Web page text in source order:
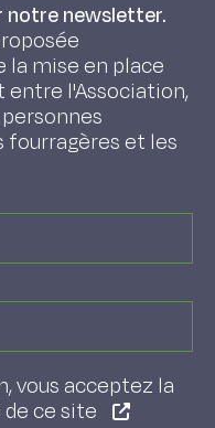
notre newsletter.
la mise en place
entre l'Association,
fourragères et les
vous acceptez la
ce site